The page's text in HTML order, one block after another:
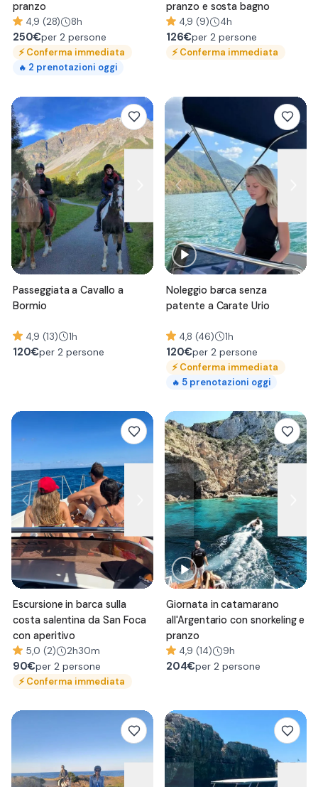
pranzo
4,9 (28) 8h
250€per 2 persone
⚡Conferma immediata
🔥 2 prenotazioni oggi
pranzo e sosta bagno
4,9 (9) 4h
126€per 2 persone
⚡Conferma immediata
Passeggiata a Cavallo a
Bormio
4,9 (13) 1h
120€per 2 persone
Noleggio barca senza
patente a Carate Urio
4,8 (46) 1h
120€per 2 persone
⚡Conferma immediata
🔥 5 prenotazioni oggi
Escursione in barca sulla
costa salentina da San Foca
con aperitivo
5,0 (2) 2h30m
90€per 2 persone
⚡Conferma immediata
Giornata in catamarano
all'Argentario con snorkeling e
pranzo
4,9 (14) 9h
204€per 2 persone